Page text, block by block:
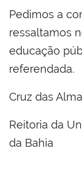
Pedimos a
ressaltamos
educação
referendada.
Cruz das
Reitoria da
da Bahia